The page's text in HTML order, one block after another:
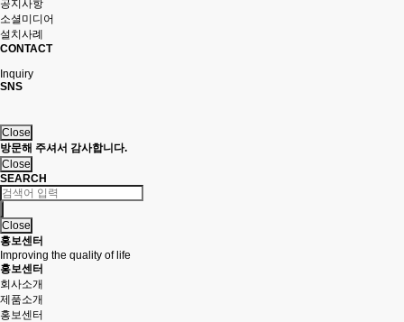
공지사항
소셜미디어
설치사례
CONTACT
Inquiry
SNS
Close
방문해 주셔서 감사합니다.
Close
SEARCH
Close
홍보센터
Improving the quality of life
홍보센터
회사소개
제품소개
홍보센터